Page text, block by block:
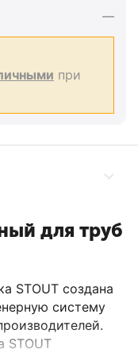
при
для труб
STOUT создана
систему
STOUT